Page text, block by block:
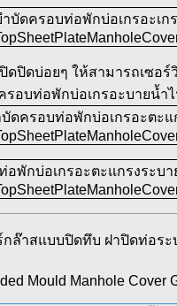
ดปิดบ่อยๆ ให้สามารถเซอร์
อบท่อพักบ่อเกรอะบายน้ำ
ล๊าสแบบปิดทึบ ฝาปิดท่อระ
Mould Manhole Cover